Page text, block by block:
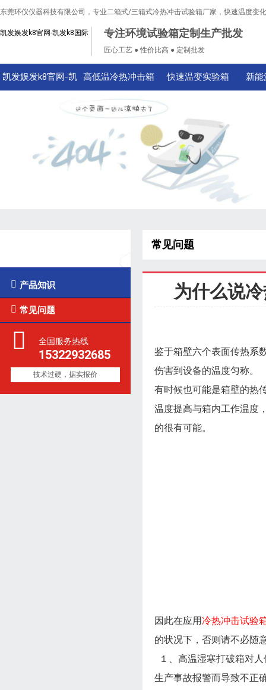
东莞环仪仪器科技有限公司，专业二箱式/三箱式冷热冲击试验箱厂家，快速温度变
凯发娱发k8官网-凯发k8国际 专注环境试验箱定制生产批发
匠心工艺 ● 性价比高 ● 定制批发
凯发娱发k8官网-凯 高低温冷热冲击箱 快速温变实验箱 新
 产品知识
 常见问题
全国服务热线
15322932685
技术过硬，据实报价
常见问题
为什么说
鉴于箱壁六个表面传热系
伤害到设备的温度匀称。
有时候也可能是箱壁的热
温度提高与箱内工作温度
的很有可能。
因此在应用冷热冲击试验
的状况下，否则请不必随
１、高温湿寒打破箱对
生产事故报警而导致不正